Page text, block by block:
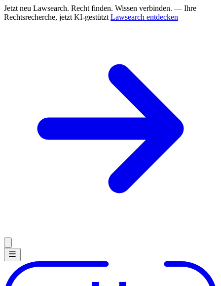
Jetzt neu Lawsearch. Recht finden. Wissen verbinden. — Ihre
Rechtsrecherche, jetzt KI-gestützt Lawsearch entdecken